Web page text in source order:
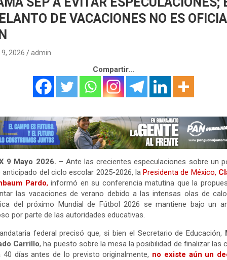
DE VACACIONES NO ES
2026 admin
Compartir...
9 Mayo 2026. – Ante las crecientes especulaciones sobre un
anticipado del ciclo escolar 2025-2026, laPresidenta de México,
Pardo,informó en su conferencia matutina que la
las vacaciones de verano debido a las intensas olas de
del próximo Mundial de Fútbol 2026 se mantiene bajo un
por parte de las autoridades educativas.
federal precisó que, si bien el Secretario de Educación,
Carrillo, ha puesto sobre la mesa la posibilidad de finalizar las
40 días antes de lo previsto originalmente, no existe aún un